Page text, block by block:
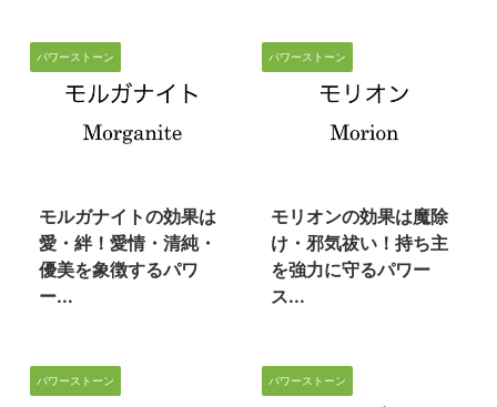
パワーストーン
モルガナイトの効果は
愛・絆！愛情・清純・
優美を象徴するパワ
ー...
パワーストーン
モリオンの効果は魔除
け・邪気祓い！持ち主
を強力に守るパワー
ス...
パワーストーン パワーストーン